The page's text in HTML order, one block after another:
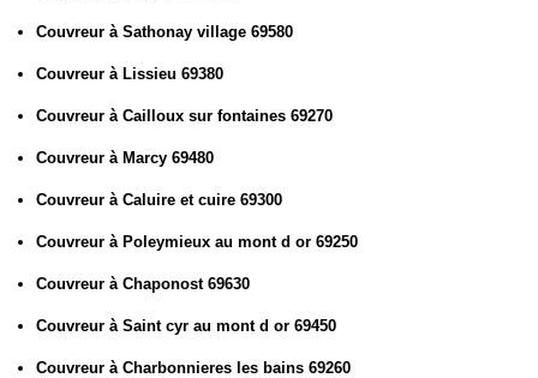
Couvreur à Sathonay village 69580
Couvreur à Lissieu 69380
Couvreur à Cailloux sur fontaines 69270
Couvreur à Marcy 69480
Couvreur à Caluire et cuire 69300
Couvreur à Poleymieux au mont d or 69250
Couvreur à Chaponost 69630
Couvreur à Saint cyr au mont d or 69450
Couvreur à Charbonnieres les bains 69260